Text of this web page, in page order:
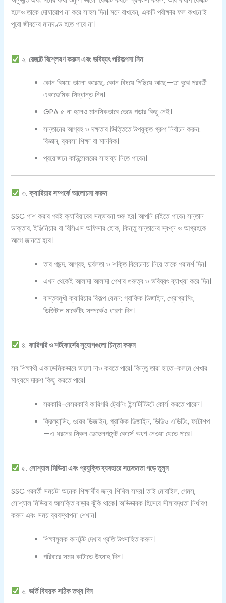
হলেও তাকে দোষারোপ না করে সাহস দিন। মনে রাখবেন, একটি পরীক্ষার ফল কখনোই
পুরো জীবনের মানদণ্ড হতে পারে না।
২.রেজাল্ট বিশ্লেষণ করুন এবং ভবিষ্যৎ পরিকল্পনা নিন
কোন বিষয়ে ভালো করেছে, কোন বিষয়ে পিছিয়ে আছে—তা বুঝে পরবর্তী
একাডেমিক সিদ্ধান্ত নিন।
GPA ৫ না হলেও মানসিকভাবে ভেঙে পড়ার কিছু নেই।
সন্তানের আগ্রহ ও দক্ষতার ভিত্তিতে উপযুক্ত গ্রুপ নির্বাচন করুন:
বিজ্ঞান, ব্যবসা শিক্ষা বা মানবিক।
প্রয়োজনে কাউন্সেলরের সাহায্য নিতে পারেন।
৩.ক্যারিয়ার সম্পর্কে আলোচনা করুন
SSC পাশ করার পরই ক্যারিয়ারের সম্ভাবনা শুরু হয়। আপনি চাইতে পারেন সন্তান
ডাক্তার, ইঞ্জিনিয়ার বা বিসিএস অফিসার হোক, কিন্তু সন্তানের স্বপ্ন ও আগ্রহকে
আগে জানতে হবে।
তার পছন্দ, আগ্রহ, দুর্বলতা ও শক্তি বিবেচনায় নিয়ে তাকে পরামর্শ দিন।
এখন থেকেই আলাদা আলাদা পেশার গুরুত্ব ও ভবিষ্যৎ ব্যাখ্যা করে দিন।
বাস্তবমুখী ক্যারিয়ার বিকল্প যেমন: গ্রাফিক ডিজাইন, প্রোগ্রামিং,
ডিজিটাল মার্কেটিং সম্পর্কেও ধারণা দিন।
৪.কারিগরি ও শর্টকোর্সের সুযোগগুলো চিন্তা করুন
সব শিক্ষার্থী একাডেমিকভাবে ভালো নাও করতে পারে। কিন্তু তারা হাতে-কলমে শেখার
মাধ্যমে দারুণ কিছু করতে পারে।
সরকারি-বেসরকারি কারিগরি ট্রেনিং ইন্সটিটিউটে কোর্স করতে পারেন।
ফ্রিল্যান্সিং, ওয়েব ডিজাইন, গ্রাফিক ডিজাইন, ভিডিও এডিটিং, ফটোশপ
—এ ধরনের স্কিল ডেভেলপমেন্ট কোর্সে অংশ নেওয়া যেতে পারে।
৫.সোশ্যাল মিডিয়া এবং প্রযুক্তি ব্যবহারে সচেতনতা গড়ে তুলুন
SSC পরবর্তী সময়টা অনেক শিক্ষার্থীর জন্য শিথিল সময়। তাই মোবাইল, গেমস,
সোশ্যাল মিডিয়ার আসক্তি বাড়ার ঝুঁকি থাকে। অভিভাবক হিসেবে সীমাবদ্ধতা নির্ধারণ
করুন এবং সময় ব্যবস্থাপনা শেখান।
শিক্ষামূলক কনটেন্ট দেখার প্রতি উৎসাহিত করুন।
পরিবারে সময় কাটাতে উৎসাহ দিন।
৬.ভর্তি বিষয়ক সঠিক তথ্য দিন